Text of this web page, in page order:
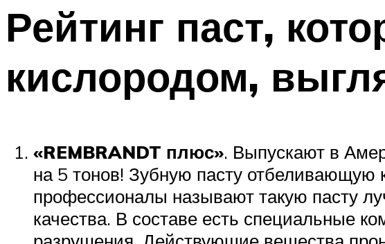
Рейтинг паст,
кислородом,
«REMBRANDT плюс». Выпускают в
на 5 тонов! Зубную пасту отбеливающую
профессионалы называют такую пасту
качества. В составе есть специальные